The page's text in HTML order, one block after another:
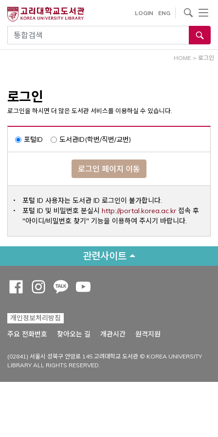
건
통합검색
LOGIN ENG
사이트내 검색
HOME > 로그인
로그인
로그인을 하시면 더 많은 도서관 서비스를 이용하실 수 있습니다.
포털ID 도서관ID(학번/직번/교번)
로그인 페이지 이동
포털 ID 사용자는 도서관 ID 로그인이 불가합니다.
포털 ID 및 비밀번호 분실시 http://portal.korea.ac.krOpens a
접속 후
"아이디/비밀번호 찾기" 기능을 이용하여 주시기 바랍니다.
관련사이트
개인정보처리방침
주요 전화번호
찾아오는 길 개관시간 원격지원
(02841) 서울시 성북구 안암로 145 고려대학교 도서관 © KOREA UNIVERSITY
LIBRARY ALL RIGHTS RESERVED.
Opens a new window
Opens a new window
Opens a new window